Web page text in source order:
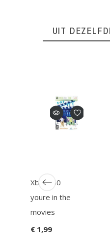
UIT
Xbox360
youre in the
movies
€ 1,99